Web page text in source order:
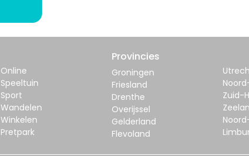
Online
Speeltuin
Sport
Wandelen
Winkelen
Pretpark
Provincies
Groningen
Friesland
Drenthe
Overijssel
Gelderland
Flevoland
Zuid-